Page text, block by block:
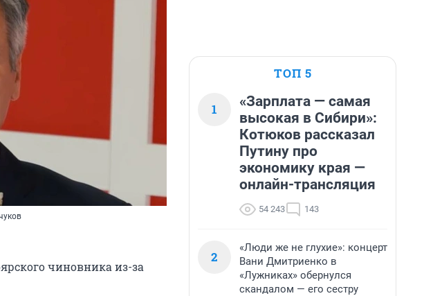
чиновника из-за
ТОП 5
1
«Зарплата — самая
высокая в Сибири»:
Котюков рассказал
Путину про
экономику края —
онлайн-трансляция
54 243 143
2
«Люди же не глухие»: концерт
Вани Дмитриенко в
«Лужниках» обернулся
скандалом — его сестру